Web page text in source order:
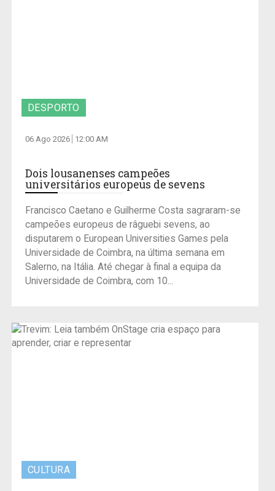
DESPORTO
06 Ago 2026 12:00 AM
Dois lousanenses campeões
universitários europeus de sevens
Francisco Caetano e Guilherme Costa sagraram-se
campeões europeus de râguebi sevens, ao
disputarem o European Universities Games pela
Universidade de Coimbra, na última semana em
Salerno, na Itália. Até chegar à final a equipa da
Universidade de Coimbra, com 10...
CULTURA